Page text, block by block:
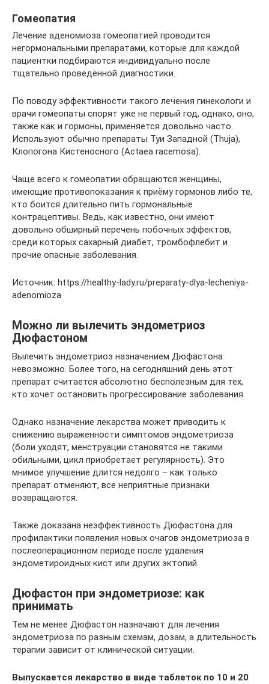
Гомеопатия
Лечение аденомиоза гомеопатией проводится
негормональными препаратами, которые для каждой
пациентки подбираются индивидуально после
тщательно проведённой диагностики.
По поводу эффективности такого лечения гинекологи и
врачи гомеопаты спорят уже не первый год, однако, оно,
также как и гормоны, применяется довольно часто.
Используют обычно препараты Туи Западной (Thuja),
Клопогона Кистеносного (Actaea racemosa).
Чаще всего к гомеопатии обращаются женщины,
имеющие противопоказания к приёму гормонов либо те,
кто боится длительно пить гормональные
контрацептивы. Ведь, как известно, они имеют
довольно обширный перечень побочных эффектов,
среди которых сахарный диабет, тромбофлебит и
прочие опасные заболевания.
Источник: https://healthy-lady.ru/preparaty-dlya-lecheniya-
adenomioza
Можно ли вылечить эндометриоз
Дюфастоном
Вылечить эндометриоз назначением Дюфастона
невозможно. Более того, на сегодняшний день этот
препарат считается абсолютно бесполезным для тех,
кто хочет остановить прогрессирование заболевания.
Однако назначение лекарства может приводить к
снижению выраженности симптомов эндометриоза
(боли уходят, менструации становятся не такими
обильными, цикл приобретает регулярность). Это
мнимое улучшение длится недолго – как только
препарат отменяют, все неприятные признаки
возвращаются.
Также доказана неэффективность Дюфастона для
профилактики появления новых очагов эндометриоза в
послеоперационном периоде после удаления
эндометироидных кист или других эктопий.
Дюфастон при эндометриозе: как
принимать
Тем не менее Дюфастон назначают для лечения
эндометриоза по разным схемам, дозам, а длительность
терапии зависит от клинической ситуации.
Выпускается лекарство в виде таблеток по 10 и 20